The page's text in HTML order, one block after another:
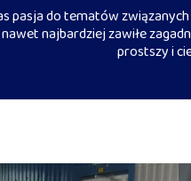
pasja do tematów
najbardziej zawiłe
prostszy i